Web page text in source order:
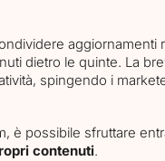
aggiornamenti
dietro le quinte. La
spingendo i
è possibile sfruttare
contenuti.